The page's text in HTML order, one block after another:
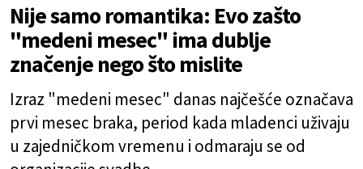
Nije samo romantika: Evo zašto
"medeni mesec" ima dublje
značenje nego što mislite
Izraz "medeni mesec" danas najčešće označava
prvi mesec braka, period kada mladenci uživaju
u zajedničkom vremenu i odmaraju se od